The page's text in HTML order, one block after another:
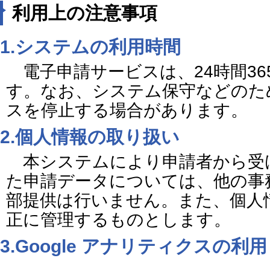
利用上の注意事項
1.システムの利用時間
電子申請サービスは、24時間
す。なお、システム保守などの
スを停止する場合があります。
2.個人情報の取り扱い
本システムにより申請者から受
た申請データについては、他の
部提供は行いません。また、個
正に管理するものとします。
3.Google アナリティクスの利用